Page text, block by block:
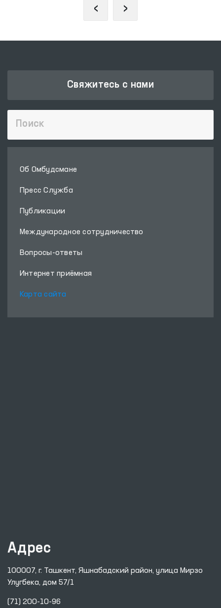
‹ ›
Свяжитесь с нами
Об Омбудсмане
Пресс Служба
Публикации
Международное сотрудничество
Вопросы-ответы
Интернет приёмная
Карта сайта
Адрес
100007, г. Ташкент, Яшнабадский район, улица Мирзо
Улугбека, дом 57/1
(71) 200-10-96